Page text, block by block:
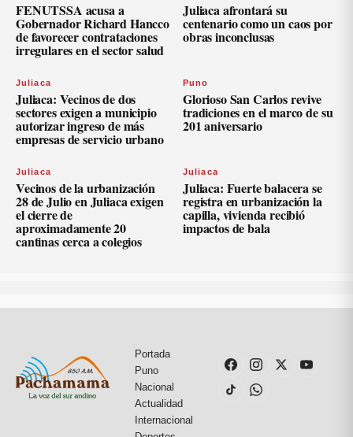
FENUTSSA acusa a
Gobernador Richard Hancco
de favorecer contrataciones
irregulares en el sector salud
Juliaca afrontará su
centenario como un caos por
obras inconclusas
Juliaca
Juliaca: Vecinos de dos
sectores exigen a municipio
autorizar ingreso de más
empresas de servicio urbano
Puno
Glorioso San Carlos revive
tradiciones en el marco de su
201 aniversario
Juliaca
Vecinos de la urbanización
28 de Julio en Juliaca exigen
el cierre de
aproximadamente 20
cantinas cerca a colegios
Juliaca
Juliaca: Fuerte balacera se
registra en urbanización la
capilla, vivienda recibió
impactos de bala
Portada
Puno
Nacional
Actualidad
Internacional